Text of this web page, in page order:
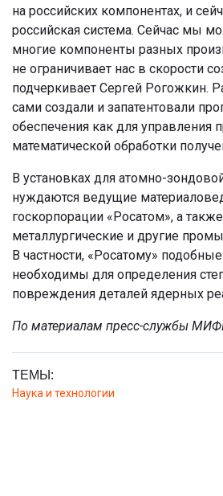
на российских компонентах, и
российская система. Сейчас мы
многие компоненты разных
не ограничивает нас в скорости
подчеркивает Сергей Рогожкин.
сами создали и запатентовали
обеспечения как для управления
математической обработки
В установках для атомно-
нуждаются ведущие
госкорпорации «Росатом», а
металлургические и другие
В частности, «Росатому»
необходимы для определения
повреждения деталей ядерных
По материалам пресс-службы
ТЕМЫ:
Наука и технологии